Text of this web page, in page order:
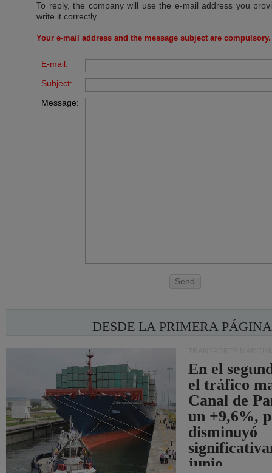
To reply, the company will use the e-mail address you
write it correctly.
Your e-mail address and the message subject are compulsory.
E-mail:
Subject:
Message:
Send
DESDE LA PRIMERA PÁGINA
En el
el tráfico
Canal de
un +9,6%,
disminuyó
junio.